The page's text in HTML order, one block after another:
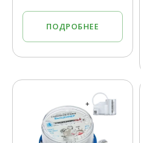
ПОДРОБНЕЕ